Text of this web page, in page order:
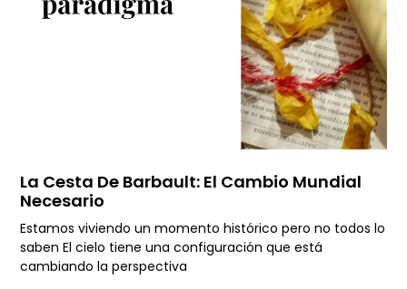
La Cesta De Barbault: El Cambio Mundial
Necesario
Estamos viviendo un momento histórico pero no todos lo
saben El cielo tiene una configuración que está
cambiando la perspectiva